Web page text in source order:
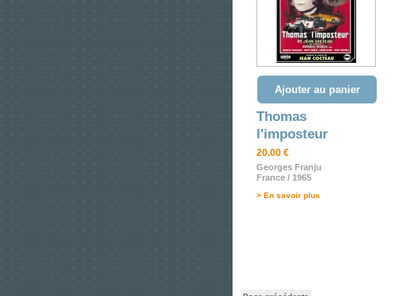
Ajouter au panier
Thomas
l'imposteur
20.00 €
Georges Franju
France / 1965
> En savoir plus